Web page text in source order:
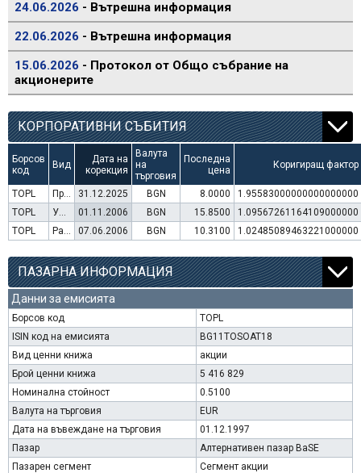
24.06.2026 - Вътрешна информация
22.06.2026 - Вътрешна информация
15.06.2026 - Протокол от Общо събрание на
акционерите
КОРПОРАТИВНИ СЪБИТИЯ
Борсов
код
Вид
Дата на
корекция
Валута
на
търговия
Последна
цена
Коригиращ фактор
TOPL Преминаване към търговия в Евро 31.12.2025 BGN 8.0000
1.95583000000000000000
TOPL
Увеличение на капитал (права) 01.11.2006 BGN 15.8500
1.09567261164109000000
TOPL
Раздаване на дивидент 07.06.2006 BGN 10.3100 1.02485089463221000000
ПАЗАРНА ИНФОРМАЦИЯ
Данни за емисията
Борсов код
TOPL
ISIN код на емисията
BG11TOSOAT18
Вид ценни книжа
акции
Брой ценни книжа
5 416 829
Номинална стойност
0.5100
Валута на търговия
EUR
Дата на въвеждане на търговия
01.12.1997
Пазар
Алтернативен пазар BaSE
Пазарен сегмент
Сегмент акции